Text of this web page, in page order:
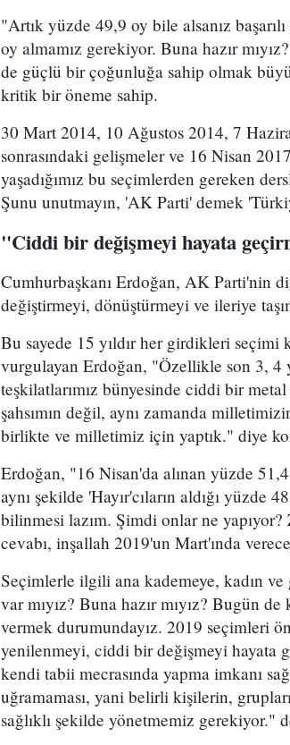
"Artık yüzde 49,9 oy bile alsanız
oy almamız gerekiyor. Buna hazır
de güçlü bir çoğunluğa sahip olmak
kritik bir öneme sahip.
30 Mart 2014, 10 Ağustos 2014, 7
sonrasındaki gelişmeler ve 16 Nisan
yaşadığımız bu seçimlerden gereken
Şunu unutmayın, 'AK Parti' demek
"Ciddi bir değişmeyi hayata
Cumhurbaşkanı Erdoğan, AK Parti'nin
değiştirmeyi, dönüştürmeyi ve ileriye
Bu sayede 15 yıldır her girdikleri seçimi
vurgulayan Erdoğan, "Özellikle son 3, 4
teşkilatlarımız bünyesinde ciddi bir
şahsımın değil, aynı zamanda
birlikte ve milletimiz için yaptık." diye
Erdoğan, "16 Nisan'da alınan yüzde
aynı şekilde 'Hayır'cıların aldığı
bilinmesi lazım. Şimdi onlar ne
cevabı, inşallah 2019'un Mart'ında
Seçimlerle ilgili ana kademeye, kadın
var mıyız? Buna hazır mıyız? Bugün
vermek durumundayız. 2019 seçimleri
yenilenmeyi, ciddi bir değişmeyi hayata
kendi tabii mecrasında yapma imkanı
uğramaması, yani belirli kişilerin,
sağlıklı şekilde yönetmemiz gerekiyor."